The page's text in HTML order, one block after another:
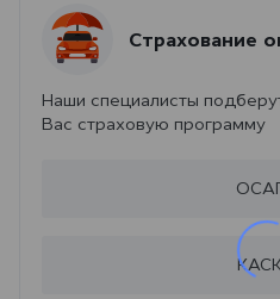
Страхование
Наши специалисты
Вас страховую программу